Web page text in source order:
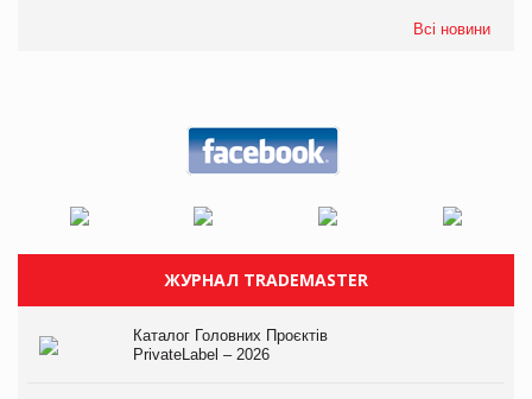
Всі новини
ЖУРНАЛ TRADEMASTER
Каталог Головних Проєктів
PrivateLabel – 2026